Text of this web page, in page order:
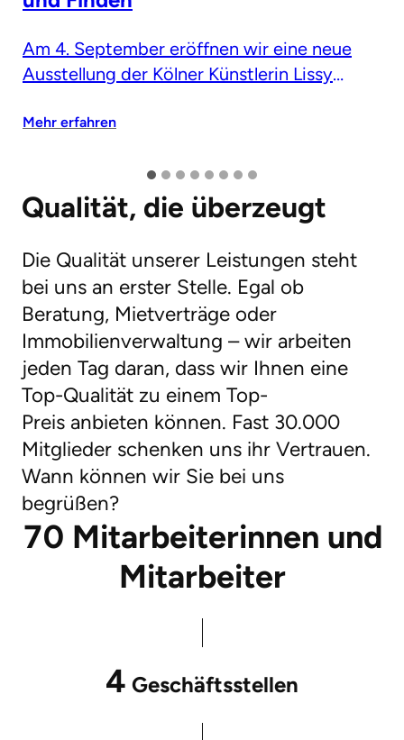
Am 4. September eröffnen wir eine neue
Ausstellung der Kölner Künstlerin Lissy
Mehr erfahren
Qualität, die überzeugt
Die Qualität unserer Leistungen steht
bei uns an erster Stelle. Egal ob
Beratung, Mietverträge oder
Immobilienverwaltung – wir arbeiten
jeden Tag daran, dass wir Ihnen eine
Top-Qualität zu einem Top-
Preis anbieten können. Fast 30.000
Mitglieder schenken uns ihr Vertrauen.
Wann können wir Sie bei uns
begrüßen?
70 Mitarbeiterinnen und
Mitarbeiter
4 Geschäftsstellen